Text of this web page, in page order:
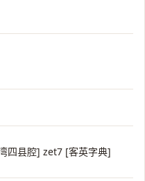
四县腔] zet7 [客英字典]